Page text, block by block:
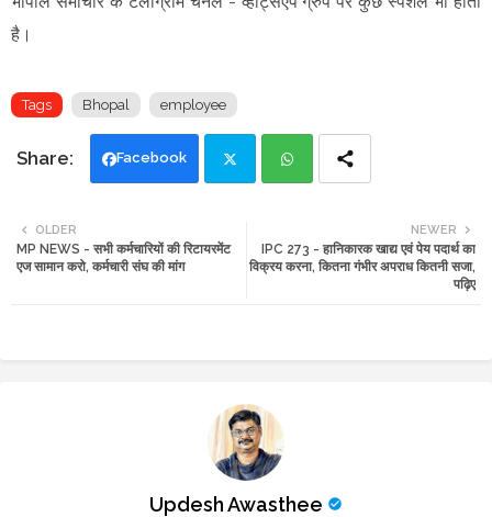
है।
Tags Bhopal employee
Facebook
tte ats
NEWER
IPC 273 - हानिकारक खाद्य एवं पेय पदार्थ का
विक्रय करना, कितना गंभीर अपराध कितनी सजा,
पढ़िए
OLDER
MP NEWS - सभी कर्मचारियों की रिटायरमेंट
एज सामान करो, कर्मचारी संघ की मांग
Updesh Awasthee